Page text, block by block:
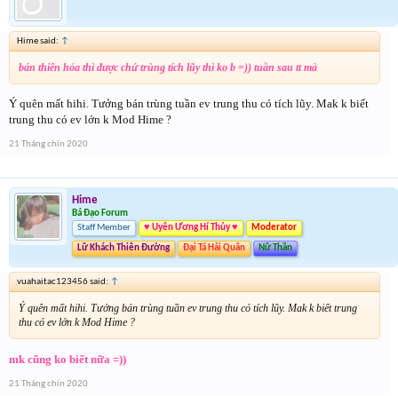
Hime said: ↑
bán thiên hỏa thì được chứ trùng tích lũy thì ko b =)) tuần sau tt mà
Ý quên mất hihi. Tưởng bán trùng tuần ev trung thu có tích lũy. Mak k biết
trung thu có ev lớn k Mod Hime ?
21 Tháng chín 2020
Hime
Bá Đạo Forum
Staff Member
♥ Uyên Ương Hí Thủy ♥ Moderator
Lữ Khách Thiên Đường Đại Tá Hải Quân Nữ Thần
vuahaitac123456 said: ↑
Ý quên mất hihi. Tưởng bán trùng tuần ev trung thu có tích lũy. Mak k biết trung
thu có ev lớn k Mod Hime ?
mk cũng ko biết nữa =))
21 Tháng chín 2020